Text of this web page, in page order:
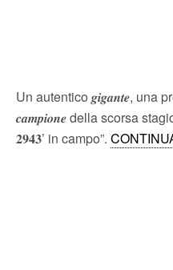
Un autentico 𝒈𝒊𝒈𝒂𝒏𝒕𝒆, una
𝒄𝒂𝒎𝒑𝒊𝒐𝒏𝒆 della scorsa
𝟐𝟗𝟒𝟑’ in campo”.